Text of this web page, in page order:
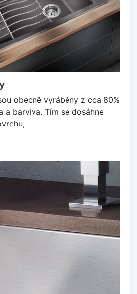
obecně vyráběny z cca 80%
a barviva. Tím se dosáhne